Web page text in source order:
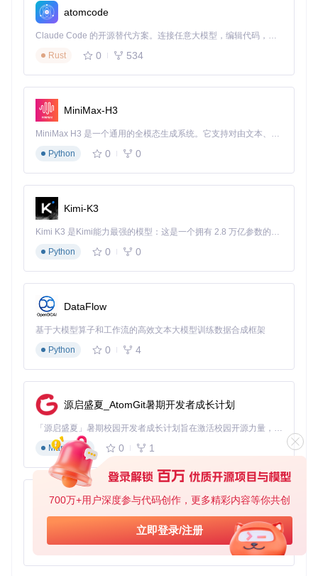
700万+用户深度参与代码创作，更多精彩内容等你共创
立即登录/注册
教育研究
：作为学习噪声理论和实时编程的理想教材，帮助
初学者快速掌握核心技术。
项目特点
解噪声生成技术。
详尽文档：包括cheat sheets，让自学变得简单。
模块化结构：易于理解和修改，方便你按照自己的进度进
行探索。
社区支持：项目链接到相关的oF版本和扩展库，与开源社
区紧密相连，获取持续更新和支持。
对实时交互艺术的初次尝试，这个项目都将是你不可或缺的宝
典。现在就加入，开始你的代码探索吧！
atomcode
Claude Code 的开源替代方案。连接任意大模型，编辑代码，运行命令，自动验证 — 全自动执行。用 Rust 构建，极致性能。 ｜ An open-source alternative to Claude Code. Connect any LLM, edit code, run commands, and verify changes — autonomously. Built in Rust for speed. Get Started
Rust
0 534
MiniMax-H3
MiniMax H3 是一个通用的全模态生成系统。它支持对由文本、图像、视频和音频组成的多模态上下文进行统一理解，并能生成分辨率高达 2K、时长可达 15 秒的带原生立体声音频的视频。得益于面向任务泛化的系统设计，H3 在预训练阶段就已具备广泛的多模态上下文理解与生成能力，能够出色地执行复杂的多模态指令。
Python
0 0
Kimi-K3
Kimi K3 是Kimi能力最强的模型：这是一个拥有 2.8 万亿参数的混合专家（MoE）模型，具备原生视觉理解能力，并支持 100 万 token 的上下文窗口。
Python
0 0
DataFlow
基于大模型算子和工作流的高效文本大模型训练数据合成框架
Python
0 4
源启盛夏_AtomGit暑期开发者成长计划
「源启盛夏」暑期校园开发者成长计划旨在激活校园开源力量，通过积分激励、认证扶持、资源倾斜等形式，引导高校组织和开发者完成「入驻 — 建项目 — 做贡献 — 获认证 — 得资源」的完整闭环。无论你是想带领社团入驻平台的组织者，还是希望用代码贡献证明自己的开发者，都能在这里找到属于你的成长路径。
Markdown
0 1
py-xiaozhi
基于Python的Xiaozhi AI，适用于想要完整Xiaozhi体验而无需拥有专用硬件的用户。
Python
0 1